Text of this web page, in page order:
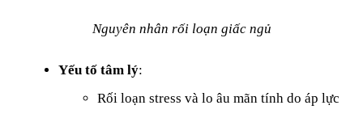
Nguyên nhân rối loạn giấc ngủ
Yếu tố tâm lý:
Rối loạn stress và lo âu mãn tính do áp lực